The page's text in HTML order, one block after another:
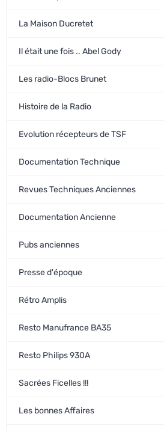
La Maison Ducretet
Il était une fois .. Abel Gody
Les radio-Blocs Brunet
Histoire de la Radio
Evolution récepteurs de TSF
Documentation Technique
Revues Techniques Anciennes
Documentation Ancienne
Pubs anciennes
Presse d'époque
Rétro Amplis
Resto Manufrance BA35
Resto Philips 930A
Sacrées Ficelles !!!
Les bonnes Affaires